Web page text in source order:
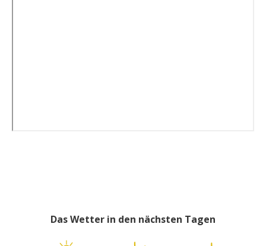
Das Wetter in den nächsten Tagen